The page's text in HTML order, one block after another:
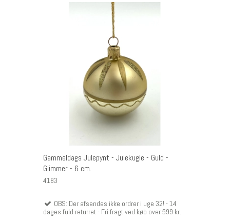
Gammeldags Julepynt - Julekugle - Guld -
Glimmer - 6 cm.
4183
OBS: Der afsendes ikke ordrer i uge 32! - 14
dages fuld returret - Fri fragt ved køb over 599 kr.